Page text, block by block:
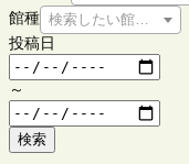
館種 検索したい館種を選
投稿日
～
検索